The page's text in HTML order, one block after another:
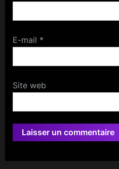
E-mail *
Site web